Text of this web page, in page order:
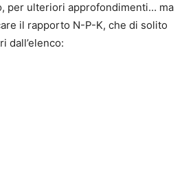
per ulteriori approfondimenti… ma
il rapporto N-P-K, che di solito
dall’elenco: